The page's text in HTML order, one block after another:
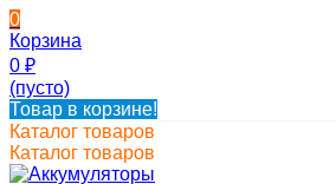
0
Корзина
0 ₽
(пусто)
Товар в корзине!
Каталог товаров
Каталог товаров